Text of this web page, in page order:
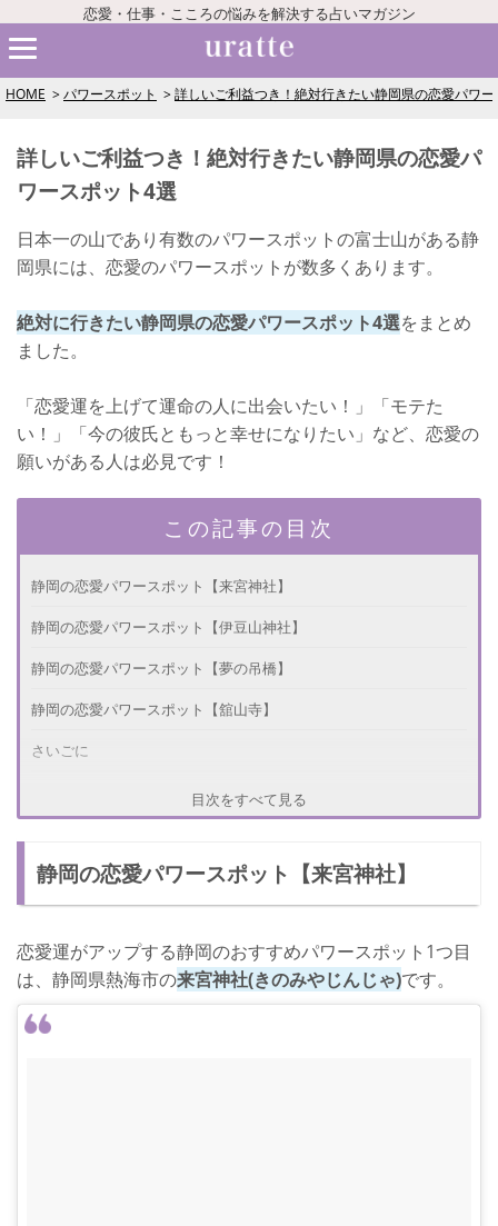
恋愛・仕事・こころの悩みを解決する占いマガジン
HOME パワースポット 詳しいご利益つき！絶対行きたい静岡県の恋愛パワ
詳しいご利益つき！絶対行きたい静岡県の恋愛パ
ワースポット4選
日本一の山であり有数のパワースポットの富士山がある静
岡県には、恋愛のパワースポットが数多くあります。
絶対に行きたい静岡県の恋愛パワースポット4選をまとめ
ました。
「恋愛運を上げて運命の人に出会いたい！」「モテた
い！」「今の彼氏ともっと幸せになりたい」など、恋愛の
願いがある人は必見です！
この記事の目次
静岡の恋愛パワースポット【来宮神社】
静岡の恋愛パワースポット【伊豆山神社】
静岡の恋愛パワースポット【夢の吊橋】
静岡の恋愛パワースポット【舘山寺】
さいごに
目次をすべて見る
静岡の恋愛パワースポット【来宮神社】
恋愛運がアップする静岡のおすすめパワースポット1つ目
は、静岡県熱海市の来宮神社(きのみやじんじゃ)です。